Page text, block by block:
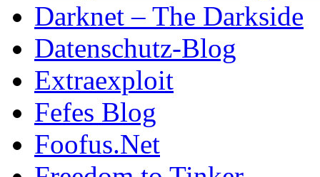
Darknet – The Darkside
Datenschutz-Blog
Extraexploit
Fefes Blog
Foofus.Net